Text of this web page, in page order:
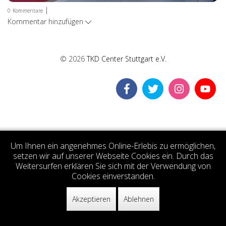
0 Kommentare |
Kommentar hinzufügen
© 2026TKD Center Stuttgart e.V.
Um Ihnen ein angenehmes Online-Erlebis zu ermöglichen,
setzen wir auf unserer Webseite Cookies ein. Durch das
Weitersurfen erklären Sie sich mit der Verwendung von
Cookies einverstanden.
Akzeptieren Ablehnen